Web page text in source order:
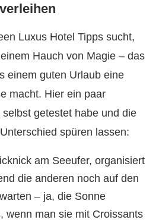
Luxus Hotel Tipps sucht,
Hauch von Magie – das
einem guten Urlaub eine
macht. Hier ein paar
getestet habe und die
spüren lassen:
am Seeufer, organisiert
die anderen noch auf den
– ja, die Sonne
wenn man sie mit Croissants